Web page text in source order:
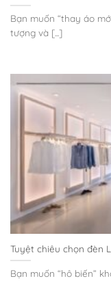
Bạn muốn “thay áo
tượng và [...]
Tuyệt chiêu chọn đèn
Bạn muốn “hô biến”